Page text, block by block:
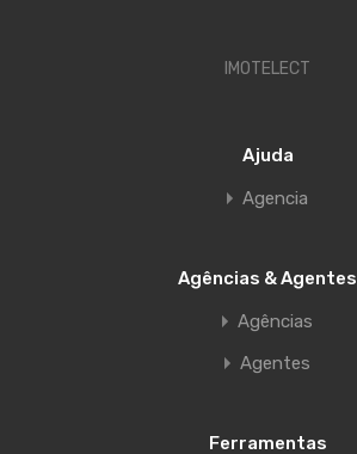
IMOTELECT
Ajuda
Agencia
Agências & Agentes
Agências
Agentes
Ferramentas